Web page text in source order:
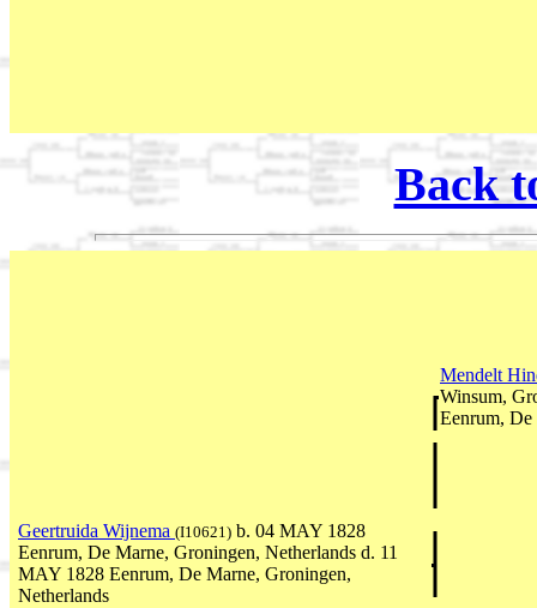
Back
Mendelt
Winsum,
Eenrum,
Geertruida Wijnema (I10621) b. 04 MAY 1828
Eenrum, De Marne, Groningen, Netherlands d. 11
MAY 1828 Eenrum, De Marne, Groningen,
Netherlands